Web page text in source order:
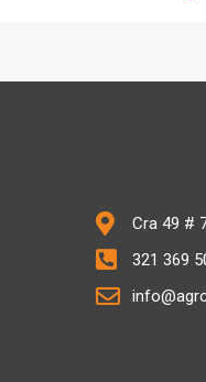
Cra 49 #
321 369